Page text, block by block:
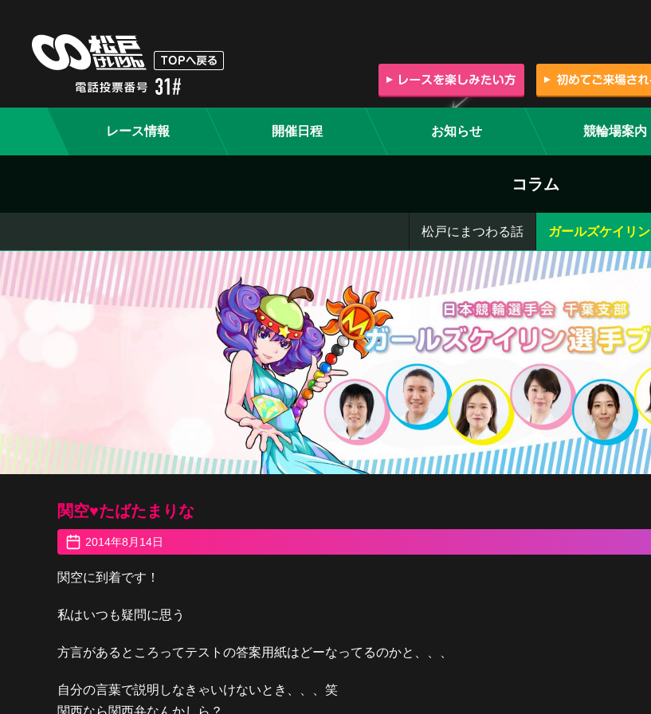
レース情報 開催日程 お知らせ 競輪場案内
コラム
松戸にまつわる話 ガールズケイリン
関空♥︎たばたまりな
2014年8月14日
関空に到着です！
私はいつも疑問に思う
方言があるところってテストの答案用紙はどーなってるのかと、、、
自分の言葉で説明しなきゃいけないとき、、、笑
関西なら関西弁なんかしら？